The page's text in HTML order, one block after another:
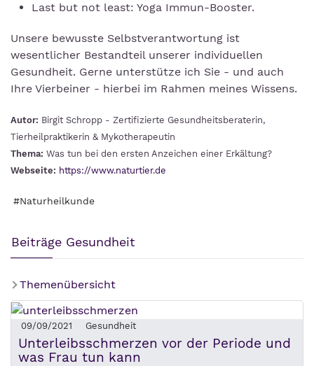
Last but not least: Yoga Immun-Booster.
Unsere bewusste Selbstverantwortung ist
wesentlicher Bestandteil unserer individuellen
Gesundheit. Gerne unterstütze ich Sie - und auch
Ihre Vierbeiner - hierbei im Rahmen meines Wissens.
Autor: Birgit Schropp - Zertifizierte Gesundheitsberaterin,
Tierheilpraktikerin & Mykotherapeutin
Thema: Was tun bei den ersten Anzeichen einer Erkältung?
Webseite: https://www.naturtier.de
#Naturheilkunde
Beiträge Gesundheit
Themenübersicht
09/09/2021 Gesundheit
Unterleibsschmerzen vor der Periode und
was Frau tun kann